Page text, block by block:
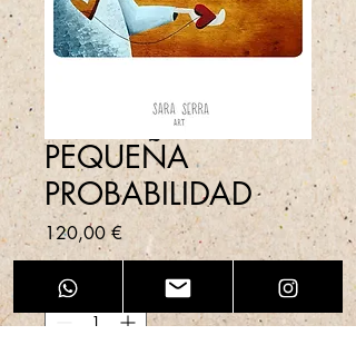
PEQUEÑA
PROBABILIDAD
120,00 €Precio
Cantidad